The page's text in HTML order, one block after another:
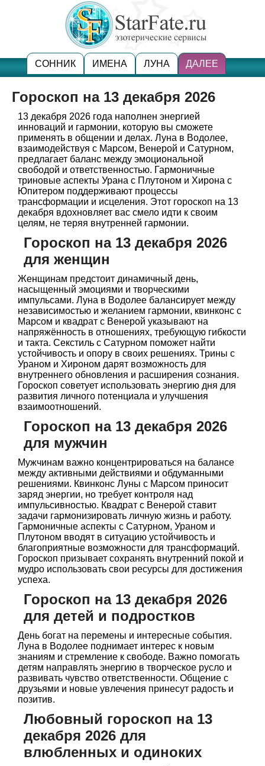
СОННИК ИМЕНА ЛУНА ДАЛЕЕ
Гороскоп на 13 декабря 2026
13 декабря 2026 года наполнен энергией
инноваций и гармонии, которую вы сможете
применять в общении и делах. Луна в Водолее,
взаимодействуя с Марсом, Венерой и Сатурном,
предлагает баланс между эмоциональной
свободой и ответственностью. Гармоничные
триновые аспекты Урана с Плутоном и Хирона с
Юпитером поддерживают процессы
трансформации и исцеления. Этот гороскоп на 13
декабря вдохновляет вас смело идти к своим
целям, не теряя внутренней гармонии.
Гороскоп на 13 декабря 2026
для женщин
Женщинам предстоит динамичный день,
насыщенный эмоциями и творческими
импульсами. Луна в Водолее балансирует между
независимостью и желанием гармонии, квинконс с
Марсом и квадрат с Венерой указывают на
напряжённость в отношениях, требующую гибкости
и такта. Секстиль с Сатурном поможет найти
устойчивость и опору в своих решениях. Трины с
Ураном и Хироном дарят возможность для
внутреннего обновления и расширения сознания.
Гороскоп советует использовать энергию дня для
развития личного потенциала и улучшения
взаимоотношений.
Гороскоп на 13 декабря 2026
для мужчин
Мужчинам важно концентрироваться на балансе
между активными действиями и обдуманными
решениями. Квинконс Луны с Марсом приносит
заряд энергии, но требует контроля над
импульсивностью. Квадрат с Венерой ставит
задачи гармонизировать личную жизнь и работу.
Гармоничные аспекты с Сатурном, Ураном и
Плутоном вводят в ситуацию устойчивость и
благоприятные возможности для трансформаций.
Гороскоп призывает сохранять внутренний покой и
мудро использовать свои ресурсы для достижения
успеха.
Гороскоп на 13 декабря 2026
для детей и подростков
День богат на перемены и интересные события.
Луна в Водолее поднимает интерес к новым
знаниям и стремление к свободе. Важно помогать
детям направлять энергию в творческое русло и
развивать чувство ответственности. Общение с
друзьями и новые увлечения принесут радость и
позитив.
Любовный гороскоп на 13
декабря 2026 для
влюбленных и одиноких